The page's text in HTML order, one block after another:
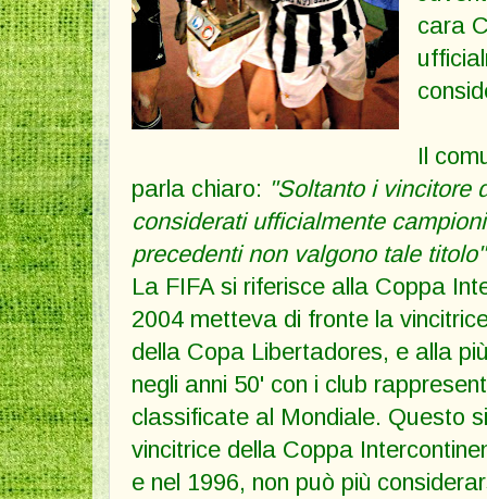
cara
Il
parla chiaro: "Soltanto i vincitore
considerati ufficialmente
precedenti non valgono tale
La FIFA si riferisce alla Coppa
2004 metteva di fronte la
della Copa Libertadores, e alla
negli anni 50' con i club
classificate al Mondiale. Questo
vincitrice della Coppa
e nel 1996, non può più